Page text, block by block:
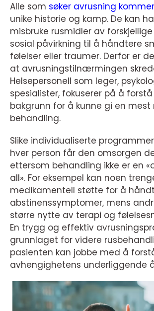
Alle som søker avrusning kommer
unike historie og kamp. De kan
misbruke rusmidler av
sosial påvirkning til å håndtere
følelser eller traumer. Derfor er
at avrusningstilnærmingen
Helsepersonell som leger,
spesialister, fokuserer på å
bakgrunn for å kunne gi en
behandling.
Slike individualiserte
hver person får den omsorgen
ettersom behandling ikke er en
all». For eksempel kan noen
medikamentell støtte for å
abstinenssymptomer, mens
større nytte av terapi og
En trygg og effektiv
grunnlaget for videre
pasienten kan jobbe med å
avhengighetens underliggende